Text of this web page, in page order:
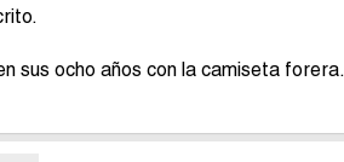
sus ocho años con la camiseta forera.